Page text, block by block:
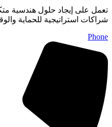
تعمل على إيجاد حلول هندسية
شراكات استراتيجية للحماية
Phone